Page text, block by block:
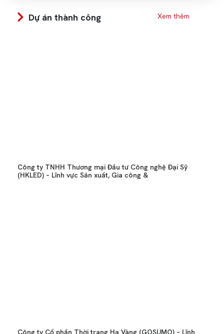
Dự án thành công Xem thêm
Công ty TNHH Thương mại Đầu tư Công nghệ Đại Sỹ
(HKLED) – Lĩnh vực Sản xuất, Gia công &
Công ty Cổ phần Thời trang Hạ Vàng (GOSUMO) – Lĩnh